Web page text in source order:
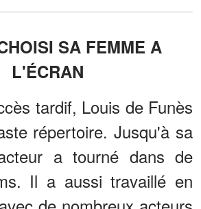
SA FEMME A
L'ÉCRAN
tardif, Louis de Funès
répertoire. Jusqu'à sa
a tourné dans de
Il a aussi travaillé en